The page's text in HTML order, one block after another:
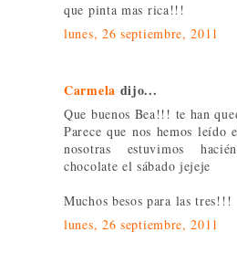
que pinta mas rica!!!
lunes, 26 septiembre, 2011
Carmela dijo...
Que buenos Bea!!! te han
Parece que nos hemos leído
nosotras estuvimos
chocolate el sábado jejeje
Muchos besos para las tres!!!
lunes, 26 septiembre, 2011